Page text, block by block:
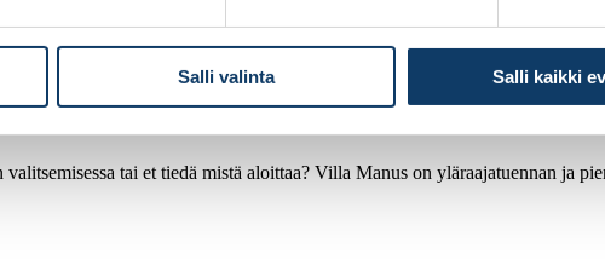
Salli valinta Salli kaikki
tai et tiedä mistä aloittaa? Villa Manus on yläraajatuennan ja